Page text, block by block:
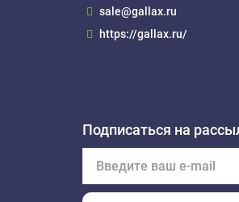
sale@gallax.ru
https://gallax.ru/
Подписаться на